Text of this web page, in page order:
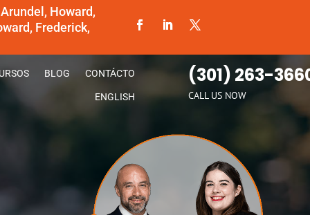
Howard,
Frederick,
BLOG CONTÁCTO
ENGLISH
(301) 263-
CALL US NOW